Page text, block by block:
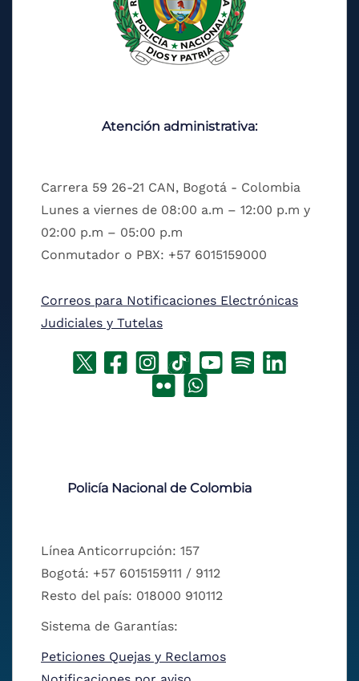
Atención administrativa:
Carrera 59 26-21 CAN, Bogotá - Colombia
Lunes a viernes de 08:00 a.m – 12:00 p.m y
02:00 p.m – 05:00 p.m
Conmutador o PBX: +57 6015159000
Correos para Notificaciones Electrónicas
Judiciales y Tutelas
Policía Nacional de Colombia
Línea Anticorrupción: 157
Bogotá: +57 6015159111 / 9112
Resto del país: 018000 910112
Sistema de Garantías:
Peticiones Quejas y Reclamos